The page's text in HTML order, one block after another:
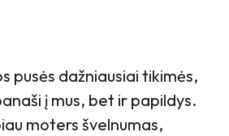
pusės dažniausiai tikimės,
į mus, bet ir papildys.
moters švelnumas,